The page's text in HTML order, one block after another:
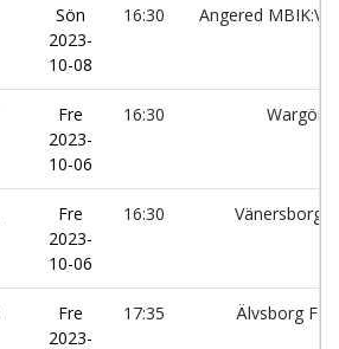
Sön
2023-
10-08
16:30 Angered MBIK:Vit
Fre
2023-
10-06
16:30
Fre
2023-
10-06
16:30 Vänersborgs
Fre
2023-
17:35 Älvsborg